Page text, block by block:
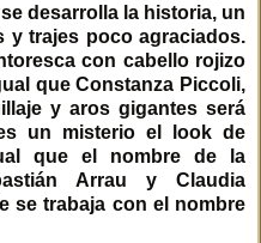
desarrolla la historia, un
y trajes poco agraciados.
con cabello rojizo
que Constanza Piccoli,
y aros gigantes será
un misterio el look de
que el nombre de la
Arrau y Claudia
se trabaja con el nombre